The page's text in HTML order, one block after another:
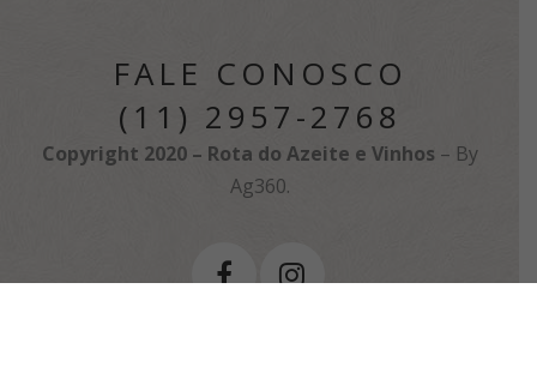
FALE CONOSCO
(11) 2957-2768
Copyright 2020 – Rota do Azeite e Vinhos – By
Ag360.